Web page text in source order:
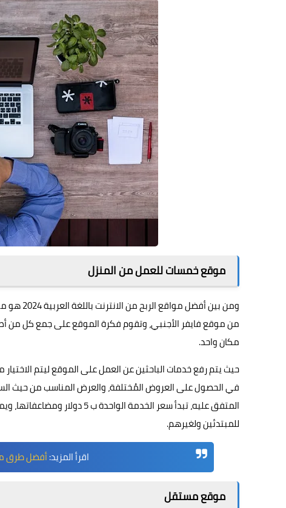
موقع خمسات للعمل من المنزل
ومن بين
من موقع فايفر الأجنبي، وتقوم فكرة الموقع على جمع كل من
مكان واحد.
حيث يتم رفع خدمات الباحثين عن العمل على الموقع ليتم
في الحصول على العروض المُختلفة، والعرض المناسب من حيث
المتفق عليه، تبدأ سعر الخدمة الواحدة ب 5 دولار ومضاعفاتها، ويمكنك زيارة رابط الموقع
للمبتدئين ولغيرهم.
اقرأ المزيد:أفضل طرق من
موقع مستقل